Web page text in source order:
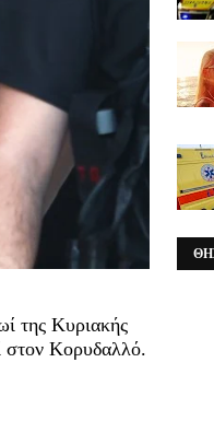
της Κυριακής
στον Κορυδαλλό.